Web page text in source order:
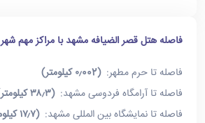
فاصله هتل قصر الضیافه مشهد با مراکز مهم شهر
فاصله تا حرم مطهر:(۰٫002 کیلومتر)
فاصله تا آرامگاه فردوسی مشهد:(۳۸٫۳ کیلومتر)
فاصله تا نمایشگاه بین المللی مشهد:(۱۷٫۷ کیلومتر)